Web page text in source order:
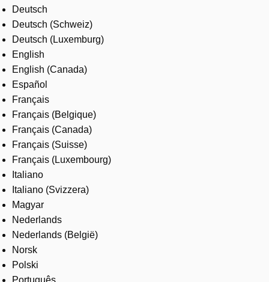
About us
Where to buy
Contact us
Careers
Deutsch
Deutsch (Schweiz)
Deutsch (Luxemburg)
English
English (Canada)
Español
Français
Français (Belgique)
Français (Canada)
Français (Suisse)
Français (Luxembourg)
Italiano
Italiano (Svizzera)
Magyar
Nederlands
Nederlands (België)
Norsk
Polski
Português